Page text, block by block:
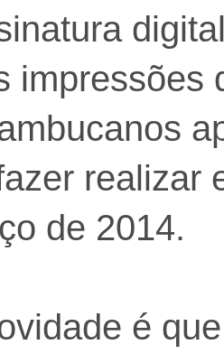
impressões
realizar
de 2014.
é